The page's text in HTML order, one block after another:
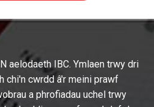
aelodaeth IBC. Ymlaen trwy dri
chi'n cwrdd â'r meini prawf
a phrofiadau uchel trwy